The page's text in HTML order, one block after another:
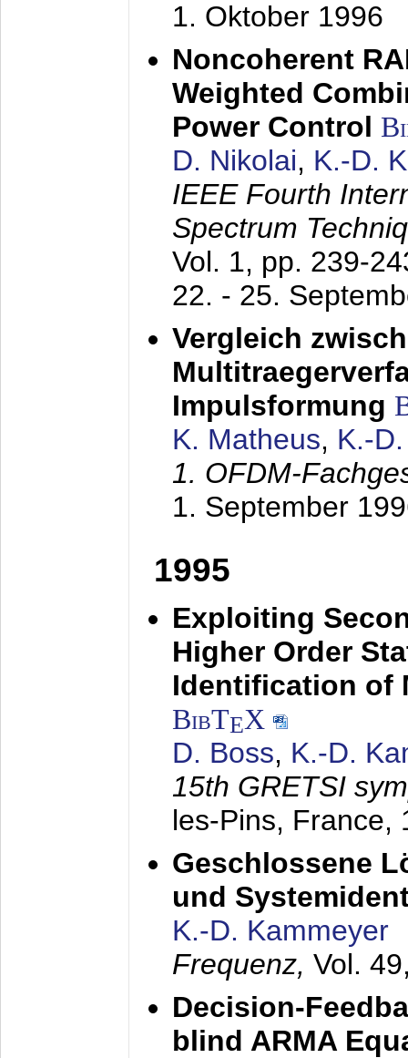
1. Oktober 1996
Noncoherent
Weighted
Power Control
D. Nikolai, K.-D.
IEEE Fourth
Spectrum
Vol. 1, pp. 239-
22. - 25.
Vergleich
Impulsformung
K. Matheus, K.-
1. OFDM-
1. September
1995
Exploiting
Higher Order
Identification of
BibTEX
D. Boss, K.-D.
15th GRETSI
les-Pins, France,
Geschlossene
und
K.-D. Kammeyer
Frequenz, Vol.
Decision-
blind ARMA